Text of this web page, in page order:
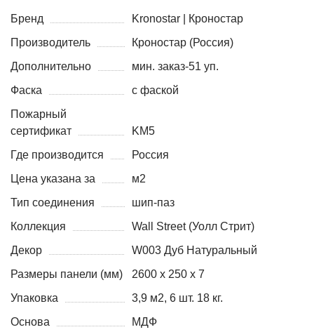
Бренд
Kronostar | Кроностар
Производитель
Кроностар (Россия)
Дополнительно
мин. заказ-51 уп.
Фаска
с фаской
Пожарный
сертификат
KM5
Где производится
Россия
Цена указана за
м2
Тип соединения
шип-паз
Коллекция
Wall Street (Уолл Стрит)
Декор
W003 Дуб Натуральный
Размеры панели (мм)
2600 х 250 х 7
Упаковка
3,9 м2, 6 шт. 18 кг.
Основа
МДФ